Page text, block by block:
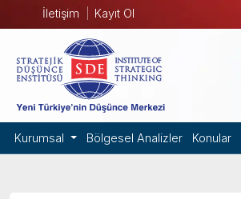
İletişim Kayıt Ol
Kurumsal Bölgesel Analizler Konular